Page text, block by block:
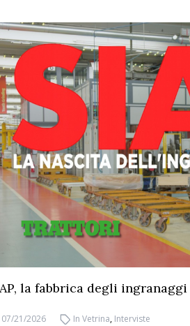
la fabbrica degli
07/21/2026 In Vetrina, Interviste